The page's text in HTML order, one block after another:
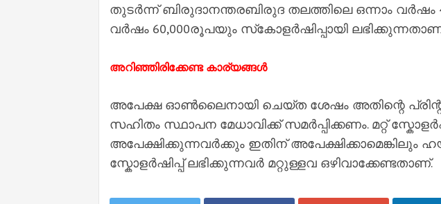
തുടർന്ന് ബിരുദാനന്തരബിരുദ തലത്തിലെ ഒന്നാം വർഷം
വർഷം 60,000രൂപയും സ്‌കോളർഷിപ്പായി
അറിഞ്ഞിരിക്കേണ്ട കാര്യങ്ങള്‍
അപേക്ഷ ഓണ്‍ലൈനായി ചെയ്ത ശേഷം അതിന്റെ പ്രിന്റ്
സഹിതം സ്ഥാപന മേധാവിക്ക് സമർപ്പിക്കണം. മറ്റ്
അപേക്ഷിക്കുന്നവർക്കും ഇതിന്
സ്കോളർഷിപ്പ് ലഭിക്കുന്നവർ മറ്റുള്ളവ ഒഴിവാക്കേണ്ടതാണ്.